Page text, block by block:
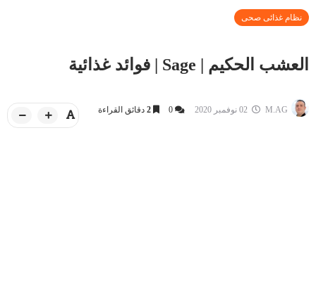
نظام غذائى صحى
العشب الحكيم | Sage | فوائد غذائية
M.AG
0
2 دقائق القراءة